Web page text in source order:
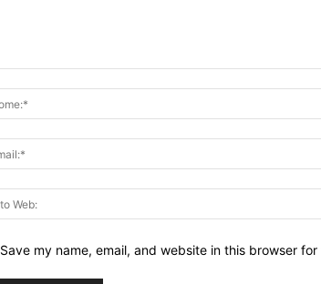
Save my name, email, and website in this browser